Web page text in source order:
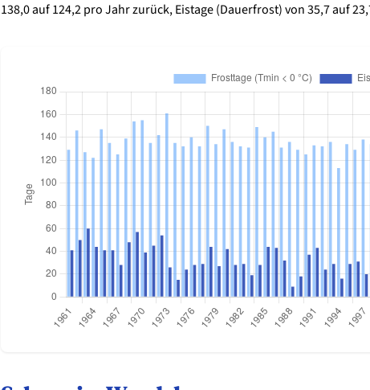
138,0 auf 124,2 pro Jahr zurück, Eistage (Dauerfrost) von 35,7 auf